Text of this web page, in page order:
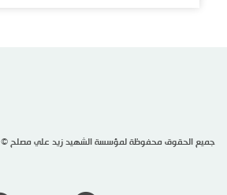
جميع الحقوق محفوظة لمؤسسة الشهيد زيد علي مصلح © 2025م